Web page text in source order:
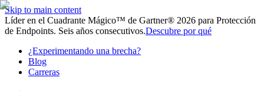
Skip to main content
Líder en el Cuadrante Mágico™ de Gartner® 2026 para Protección
de Endpoints. Seis años consecutivos.Descubre por qué
¿Experimentando una brecha?
Blog
Carreras